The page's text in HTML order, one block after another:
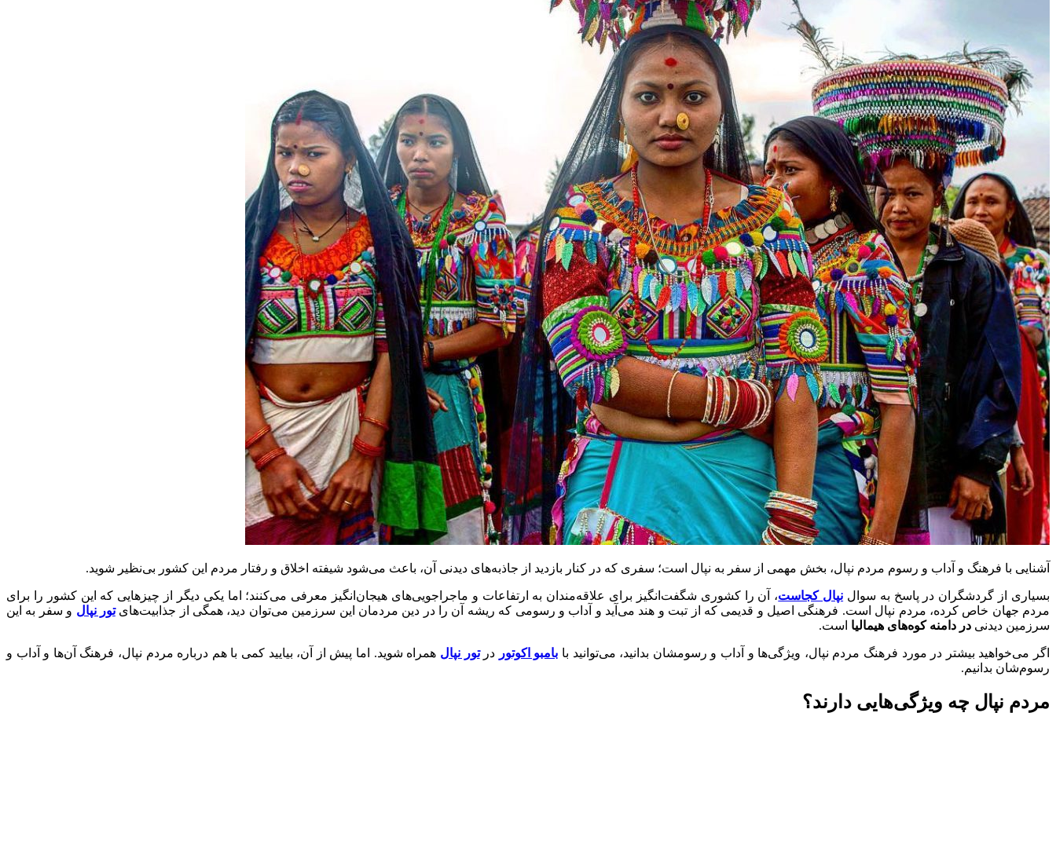
آشنایی با فرهنگ و آداب و رسوم مردم نپال، بخش مهمی از سفر به نپال است؛ سفری که در کنار بازدید از جاذبه‌های دیدنی آن، باعث می‌شود شیفته اخلاق و رفتار مردم این کشور بی‌نظیر شوید.
بسیاری از گردشگران در پاسخ به سوال نپال کجاست، آن را کشوری شگفت‌انگیز برای علاقه‌مندان به ارتفاعات و ماجراجویی‌های هیجان‌انگیز معرفی می‌کنند؛ اما یکی دیگر از چیز‌هایی که این کشور را برای
مردم جهان خاص کرده، مردم نپال است. فرهنگی اصیل و قدیمی که از تبت و هند می‌‌آید و آداب و رسومی که ریشه آن را در دین مردمان این سرزمین می‌توان دید، همگی از جذابیت‌هایتور نپال و سفر به این
سرزمین دیدنی در دامنه کوه‌های هیمالیا است.
اگر می‌خواهید بیشتر در مورد فرهنگ مردم نپال، ویژگی‌‌ها و آداب و رسومشان بدانید، می‌توانید با بامبو اکوتور درتور نپال همراه شوید. اما پیش از آن، بیایید کمی با هم درباره مردم نپال، فرهنگ آن‌ها و آداب و
رسوم‌شان بدانیم.
مردم نپال چه ویژگی‌هایی دارند؟